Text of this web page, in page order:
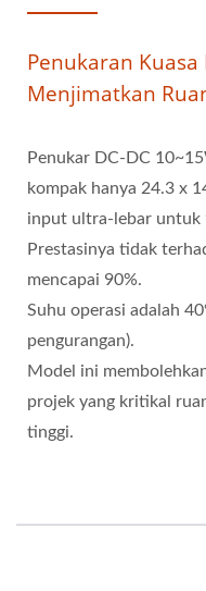
Penukaran Kuasa
Menjimatkan
Penukar DC-DC
kompak hanya 24.3 x
input ultra-lebar untuk
Prestasinya tidak
mencapai 90%.
Suhu operasi adalah
pengurangan).
Model ini
projek yang kritikal
tinggi.